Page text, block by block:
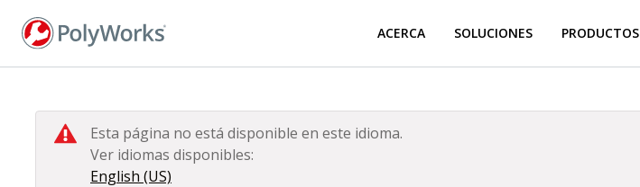
contenido
ACERCA SOLUCIONES PRODUCTOS
Esta página no está disponible en este idioma.
Ver idiomas disponibles:
English (US)